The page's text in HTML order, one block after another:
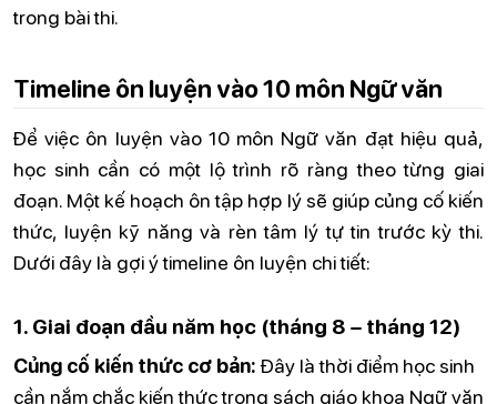
trong bài thi.
Timeline ôn luyện vào 10 môn Ngữ văn
Để việc ôn luyện vào 10 môn Ngữ văn đạt hiệu quả,
học sinh cần có một lộ trình rõ ràng theo từng giai
đoạn. Một kế hoạch ôn tập hợp lý sẽ giúp củng cố kiến
thức, luyện kỹ năng và rèn tâm lý tự tin trước kỳ thi.
Dưới đây là gợi ý timeline ôn luyện chi tiết:
1. Giai đoạn đầu năm học (tháng 8 – tháng 12)
Củng cố kiến thức cơ bản:Đây là thời điểm học sinh
cần nắm chắc kiến thức trong sách giáo khoa Ngữ văn